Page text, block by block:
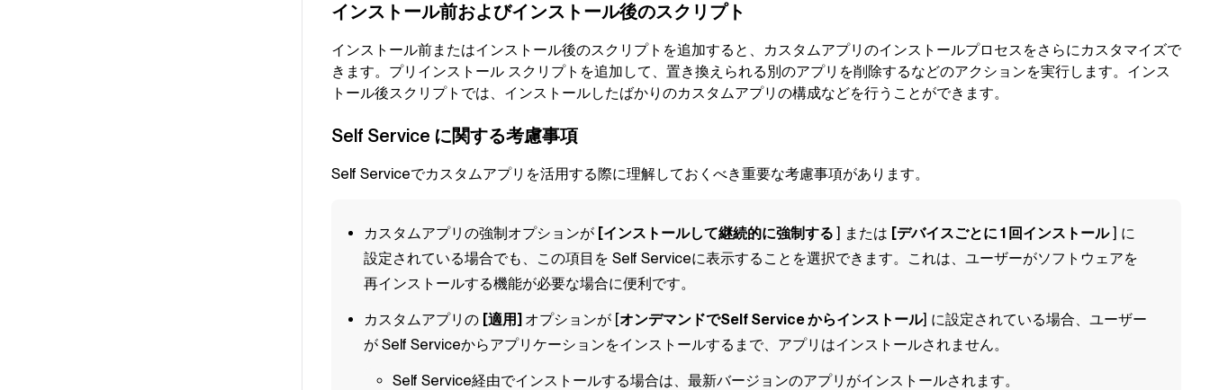
インストール前およびインストール後のスクリプト
インストール前またはインストール後のスクリプトを追加すると、カスタムアプリのインストールプロセスをさらにカスタマイズで
きます。プリインストール スクリプトを追加して、置き換えられる別のアプリを削除するなどのアクションを実行します。インス
トール後スクリプトでは、インストールしたばかりのカスタムアプリの構成などを行うことができます。
Self Service に関する考慮事項
Self Serviceでカスタムアプリを活用する際に理解しておくべき重要な考慮事項があります。
カスタムアプリの強制オプションが [インストールして継続的に強制する ] または [デバイスごとに 1 回インストール] に
設定されている場合でも、この項目を Self Serviceに表示することを選択できます。これは、ユーザーがソフトウェアを
再インストールする機能が必要な場合に便利です。
カスタムアプリの [適用] オプションが [オンデマンドでSelf Serviceからインストール] に設定されている場合、ユーザー
が Self Serviceからアプリケーションをインストールするまで、アプリはインストールされません。
Self Service経由でインストールする場合は、最新バージョンのアプリがインストールされます。